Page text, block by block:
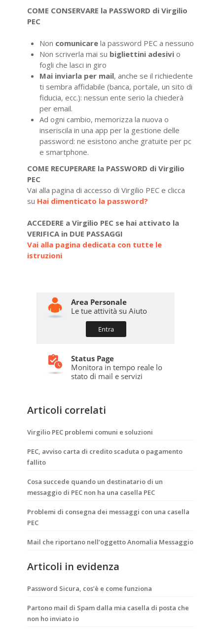
COME CONSERVARE la PASSWORD di Virgilio
PEC
Non comunicare la password PEC a nessuno
Non scriverla mai su bigliettini adesivi o
fogli che lasci in giro
Mai inviarla per mail, anche se il richiedente
ti sembra affidabile (banca, portale, un sito di
fiducia, ecc.): nessun ente serio la chiederà
per email.
Ad ogni cambio, memorizza la nuova o
inseriscila in una app per la gestione delle
password: ne esistono anche gratuite per pc
e smartphone.
COME RECUPERARE la PASSWORD di Virgilio
PEC
Vai alla pagina di accesso di Virgilio PEC e clicca
su Hai dimenticato la password?
ACCEDERE a Virgilio PEC se hai attivato la
VERIFICA in DUE PASSAGGI
Vai alla pagina dedicata con tutte le
istruzioni
Articoli correlati
Virgilio PEC problemi comuni e soluzioni
PEC, avviso carta di credito scaduta o pagamento
fallito
Cosa succede quando un destinatario di un
messaggio di PEC non ha una casella PEC
Problemi di consegna dei messaggi con una casella
PEC
Mail che riportano nell’oggetto Anomalia Messaggio
Articoli in evidenza
Password Sicura, cos’è e come funziona
Partono mail di Spam dalla mia casella di posta che
non ho inviato io